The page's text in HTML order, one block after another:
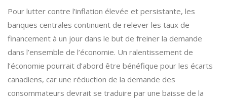
Pour lutter contre l’inflation élevée et persistante, les
banques centrales continuent de relever les taux de
financement à un jour dans le but de freiner la demande
dans l’ensemble de l’économie. Un ralentissement de
l’économie pourrait d’abord être bénéfique pour les écarts
canadiens, car une réduction de la demande des
consommateurs devrait se traduire par une baisse de la